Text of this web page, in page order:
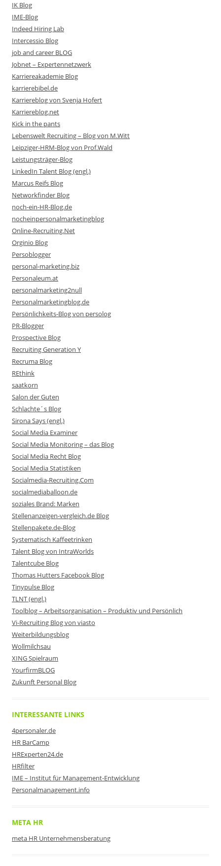
IK Blog
IME-Blog
Indeed Hiring Lab
Intercessio Blog
job and career BLOG
Jobnet – Expertennetzwerk
Karriereakademie Blog
karrierebibel.de
Karriereblog von Svenja Hofert
Karriereblog.net
Kick in the pants
Lebenswelt Recruiting – Blog von M.Witt
Leipziger-HRM-Blog von Prof.Wald
Leistungsträger-Blog
LinkedIn Talent Blog (engl.)
Marcus Reifs Blog
Networkfinder Blog
noch-ein-HR-Blog.de
nocheinpersonalmarketingblog
Online-Recruiting.Net
Orginio Blog
Persoblogger
personal-marketing.biz
Personaleum.at
personalmarketing2null
Personalmarketingblog.de
Persönlichkeits-Blog von persolog
PR-Blogger
Prospective Blog
Recruiting Generation Y
Recruma Blog
REthink
saatkorn
Salon der Guten
Schlachte´s Blog
Sirona Says (engl.)
Social Media Examiner
Social Media Monitoring – das Blog
Social Media Recht Blog
Social Media Statistiken
Socialmedia-Recruiting.Com
socialmediaballoon.de
soziales Brand: Marken
Stellenanzeigen-vergleich.de Blog
Stellenpakete.de-Blog
Systematisch Kaffeetrinken
Talent Blog von IntraWorlds
Talentcube Blog
Thomas Hutters Facebook Blog
Tinypulse Blog
TLNT (engl.)
Toolblog – Arbeitsorganisation – Produktiv und Persönlich
Vi-Recruiting Blog von viasto
Weiterbildungsblog
Wollmilchsau
XING Spielraum
YourfirmBLOG
Zukunft Personal Blog
INTERESSANTE LINKS
4personaler.de
HR BarCamp
HRExperten24.de
HRfilter
IME – Institut für Management-Entwicklung
Personalmanagement.info
META HR
meta HR Unternehmensberatung